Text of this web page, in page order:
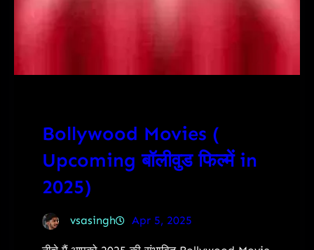
Bollywood Movies (
Upcoming बॉलीवुड फिल्में in
2025)
vsasingh Apr 5, 2025